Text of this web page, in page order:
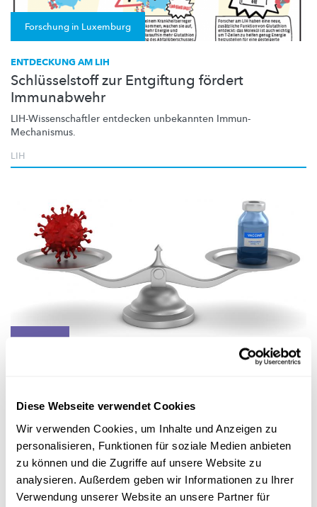
Diese Webseite verwendet Cookies
Wir verwenden Cookies, um Inhalte und Anzeigen zu
personalisieren, Funktionen für soziale Medien anbieten
zu können und die Zugriffe auf unsere Website zu
analysieren. Außerdem geben wir Informationen zu Ihrer
Verwendung unserer Website an unsere Partner für
Forschung in Luxemburg
ENTDECKUNG AM LIH
Schlüsselstoff zur Entgiftung fördert
Immunabwehr
LIH-Wissenschaftler entdecken unbekannten Immun-
Mechanismus.
LIH
Wissen
oder überstandene Erkrankung? Ein Update
Die kalte Jahreszeit steht vor der Tür und mit ihr wohl eine
weitere Coronawelle. Dank Impfung, Booster und
überstandene...
FNR,LIH